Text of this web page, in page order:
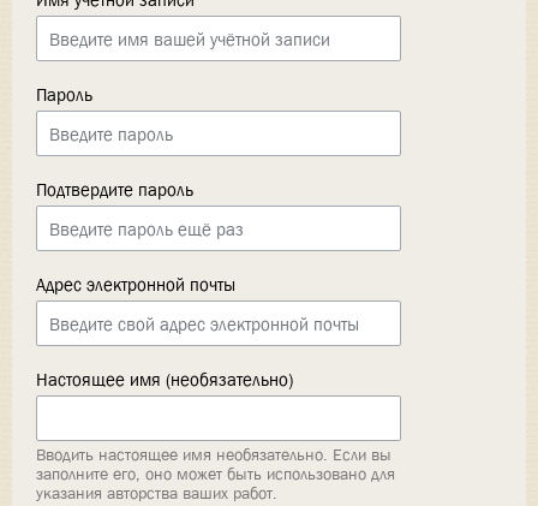
Пароль
Подтвердите пароль
Адрес электронной почты
Настоящее имя (необязательно)
Вводить настоящее имя необязательно. Если вы
заполните его, оно может быть использовано для
указания авторства ваших работ.